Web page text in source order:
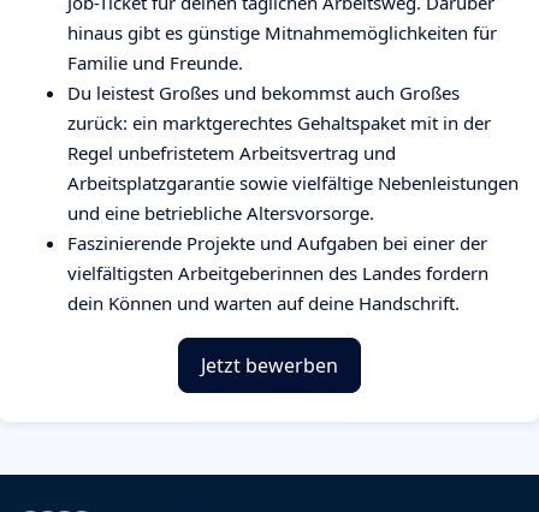
hinaus gibt es günstige Mitnahmemöglichkeiten für
Familie und Freunde.
Du leistest Großes und bekommst auch Großes
zurück: ein marktgerechtes Gehaltspaket mit in der
Regel unbefristetem Arbeitsvertrag und
Arbeitsplatzgarantie sowie vielfältige Nebenleistungen
und eine betriebliche Altersvorsorge.
Faszinierende Projekte und Aufgaben bei einer der
vielfältigsten Arbeitgeberinnen des Landes fordern
dein Können und warten auf deine Handschrift.
Jetzt bewerben